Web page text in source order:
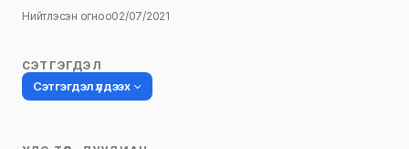
Нийтлэсэн огноо02/07/2021
СЭТГЭГДЭЛ
Сэтгэгдэл үлдээх